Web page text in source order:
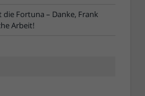
die Fortuna – Danke, Frank
Arbeit!